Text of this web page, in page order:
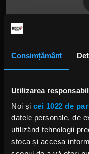
Consimțământ
Utilizarea
Noi și cei 1022 de
datele personale, de
utilizând tehnologii
stoca și accesa
15
TOP 100
15